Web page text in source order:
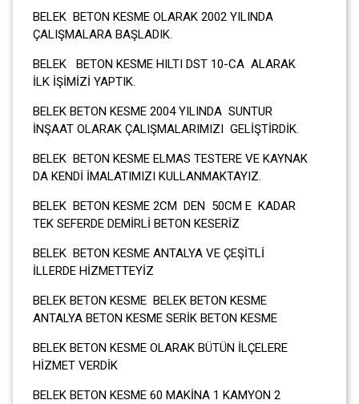
BELEK BETON KESME OLARAK 2002 YILINDA
ÇALIŞMALARA BAŞLADIK.
BELEK BETON KESME HILTI DST 10-CA ALARAK
İLK İŞİMİZİ YAPTIK.
BELEK BETON KESME 2004 YILINDA SUNTUR
İNŞAAT OLARAK ÇALIŞMALARIMIZI GELİŞTİRDİK.
BELEK BETON KESME ELMAS TESTERE VE KAYNAK
DA KENDİ İMALATIMIZI KULLANMAKTAYIZ.
BELEK BETON KESME 2CM DEN 50CM E KADAR
TEK SEFERDE DEMİRLİ BETON KESERİZ
BELEK BETON KESME ANTALYA VE ÇEŞİTLİ
İLLERDE HİZMETTEYİZ
BELEK BETON KESME BELEK BETON KESME
ANTALYA BETON KESME SERİK BETON KESME
BELEK BETON KESME OLARAK BÜTÜN İLÇELERE
HİZMET VERDİK
BELEK BETON KESME 60 MAKİNA 1 KAMYON 2